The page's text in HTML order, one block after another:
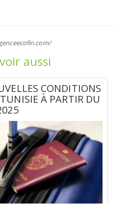
aussi
CONDITIONS
TUNISIE À PARTIR DU